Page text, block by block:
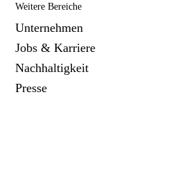
Weitere Bereiche
Unternehmen
Jobs & Karriere
Nachhaltigkeit
Presse